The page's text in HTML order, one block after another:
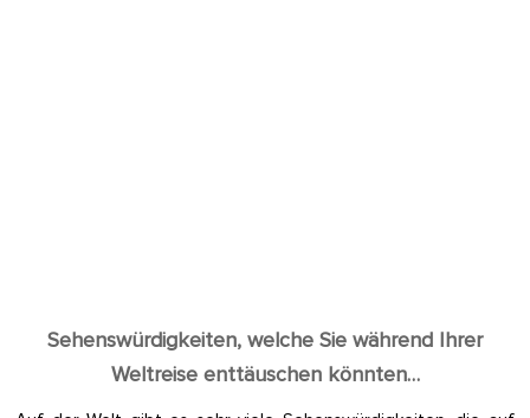
Sehenswürdigkeiten, welche Sie während Ihrer
Weltreise enttäuschen könnten…